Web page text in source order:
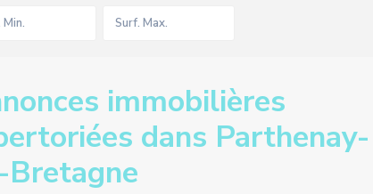
immobilières
dans Parthenay-
Bretagne